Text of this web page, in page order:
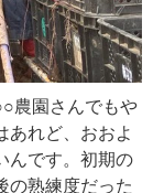
農園さんでもや
あれど、おおよ
んです。初期の
の熟練度だった